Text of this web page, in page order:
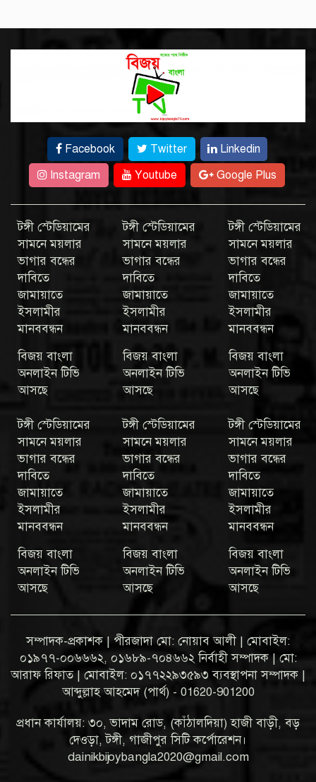
Facebook Twitter
Linkedin
Instagram
Youtube Google Plus
টঙ্গী স্টেডিয়ামের
সামনে ময়লার
ভাগার বন্ধের
দাবিতে
জামায়াতে
ইসলামীর
মানববন্ধন
বিজয় বাংলা
অনলাইন টিভি
আসছে
টঙ্গী স্টেডিয়ামের
সামনে ময়লার
ভাগার বন্ধের
দাবিতে
জামায়াতে
ইসলামীর
মানববন্ধন
বিজয় বাংলা
অনলাইন টিভি
আসছে
টঙ্গী স্টেডিয়ামের
সামনে ময়লার
ভাগার বন্ধের
দাবিতে
জামায়াতে
ইসলামীর
মানববন্ধন
বিজয় বাংলা
অনলাইন টিভি
আসছে
টঙ্গী স্টেডিয়ামের
সামনে ময়লার
ভাগার বন্ধের
দাবিতে
জামায়াতে
ইসলামীর
মানববন্ধন
বিজয় বাংলা
অনলাইন টিভি
আসছে
টঙ্গী স্টেডিয়ামের
সামনে ময়লার
ভাগার বন্ধের
দাবিতে
জামায়াতে
ইসলামীর
মানববন্ধন
বিজয় বাংলা
অনলাইন টিভি
আসছে
টঙ্গী স্টেডিয়ামের
সামনে ময়লার
ভাগার বন্ধের
দাবিতে
জামায়াতে
ইসলামীর
মানববন্ধন
বিজয় বাংলা
অনলাইন টিভি
আসছে
সম্পাদক-প্রকাশক | পীরজাদা মো: নোয়াব আলী | মোবাইল:
০১৯৭৭-০০৬৬৬২, ০১৬৮৯-৭০৪৬৬২ নির্বাহী সম্পাদক | মো:
আরাফ রিফাত | মোবাইল: ০১৭৭২২৯৩৫৯৩ ব্যবস্থাপনা সম্পাদক |
আব্দুল্লাহ আহমেদ (পার্থ) - 01620-901200
প্রধান কার্যালয়: ৩০, ভাদাম রোড, (কাঁঠালদিয়া) হাজী বাড়ী, বড়
দেওড়া, টঙ্গী, গাজীপুর সিটি কর্পোরেশন।
dainikbijoybangla2020@gmail.com